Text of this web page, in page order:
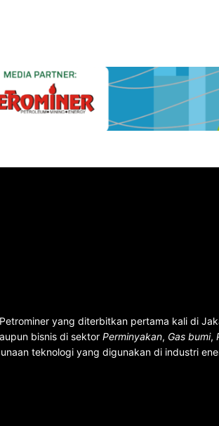
yang diterbitkan pertama kali di
bisnis di sektor Perminyakan, Gas bumi,
teknologi yang digunakan di industri